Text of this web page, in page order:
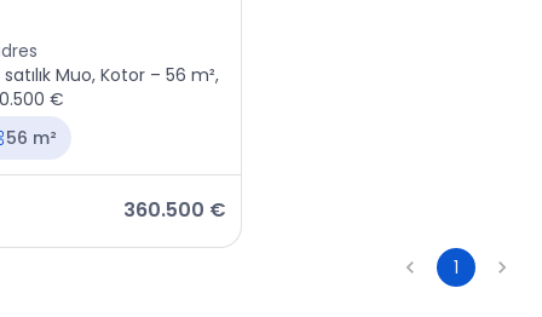
Muo, Kotor – 56 m²,
€
56 m²
360.500 €
1